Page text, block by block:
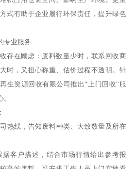
式有助于企业履行环保责任，提升绿色
专业服务
存在顾虑：废料数量少时，联系回收商
时，又担心称重、估价过程不透明。针
生资源回收有限公司推出“上门回收”服
司热线，告知废料种类、大致数量及所在
据客户描述，结合市场行情给出参考报